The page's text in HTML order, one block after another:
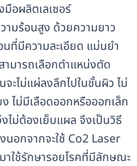
มือผลิตเลเซอร์
ามร้อนสูง ด้วยความยาว
ที่มีความละเอียด แม่นยำ
สามารถเลือกตำแหน่งตัด
จะไม่แผ่ลงลึกไปในชั้นผิว ไม่
ไม่มีเลือดออกหรือออกเล็ก
ไม่ต้องเย็บแผล จึงเป็นวิธี
อกจากจะใช้ Co2 Laser
าใช้รักษารอยโรคที่มีลักษณะ